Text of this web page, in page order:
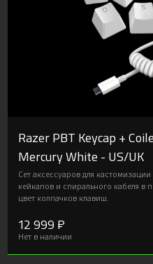
Razer PBT Keycap +
Mercury White - US/UK
Сет аксессуаров для
кейкапов и спирального кабеля в
цвет колпачков клавиш.
12 999 ₽
Нет в наличии